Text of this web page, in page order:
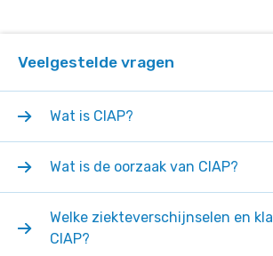
Veelgestelde vragen
Wat is CIAP?
Wat is de oorzaak van CIAP?
Welke ziekteverschijnselen en
CIAP?